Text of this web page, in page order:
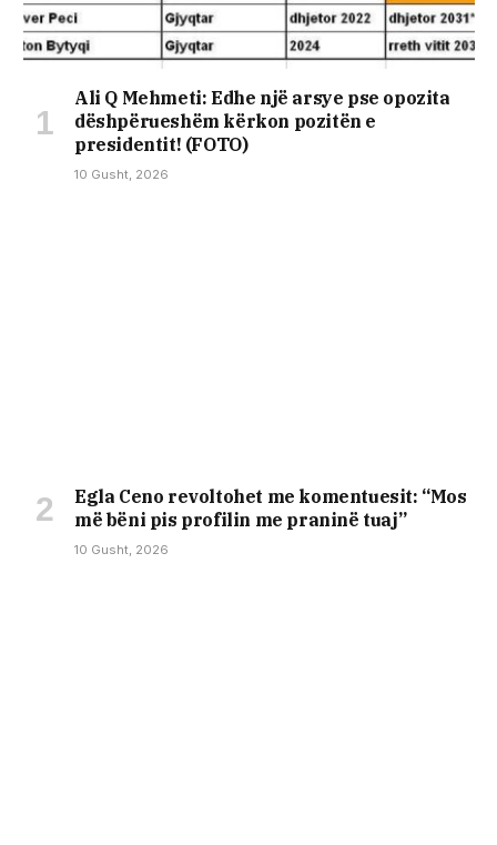
Ali Q Mehmeti: Edhe një arsye pse opozita
dëshpërueshëm kërkon pozitën e
presidentit! (FOTO)
10 Gusht, 2026
Egla Ceno revoltohet me komentuesit: “Mos
më bëni pis profilin me praninë tuaj”
10 Gusht, 2026